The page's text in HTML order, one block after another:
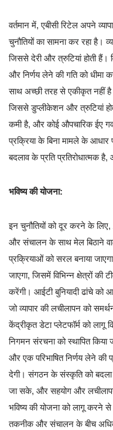
वर्तमान में, एबीसी रिटेल अपने
चुनौतियों का सामना कर रहा है।
जिससे देरी और त्रुटियां होती हैं।
और निर्णय लेने की गति को
साथ अच्छी तरह से एकीकृत नहीं
जिससे डुप्लीकेशन और त्रुटियां
कमी है, और कोई औपचारिक ईए
प्रक्रिया के बिना मामले के
बदलाव के प्रति प्रतिरोधात्मक है,
भविष्य की योजना:
इन चुनौतियों को दूर करने के लिए,
और संचालन के साथ मेल बिठाने
प्रक्रियाओं को सरल बनाया
जाएगा, जिसमें विभिन्न क्षेत्रों की
करेंगी। आईटी बुनियादी ढांचे को
जो व्यापार की लचीलापन को
केंद्रीकृत डेटा प्लेटफॉर्म को लागू
निगमन संरचना को स्थापित किया
और एक परिभाषित निर्णय लेने की
देगी। संगठन के संस्कृति को बदला
जा सके, और सहयोग और
भविष्य की योजना को लागू करने से
तकनीक और संचालन के बीच